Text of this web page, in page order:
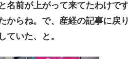
前が上がって来てたわけで
からね。で、産経の記事に戻
ていた、と。